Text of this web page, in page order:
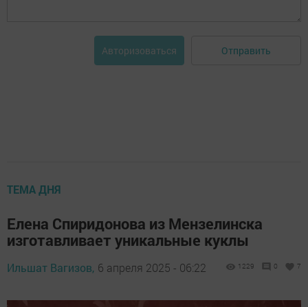
Авторизоваться Отправить
ТЕМА ДНЯ
Елена Спиридонова из Мензелинска
изготавливает уникальные куклы
Ильшат Вагизов, 6 апреля 2025 - 06:22 1229 0 7